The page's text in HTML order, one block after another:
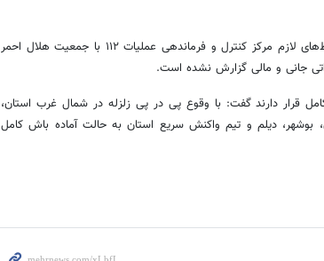
حسین درویشی ادامه داد: با هماهنگی‌ها و ارتباط‌های لازم مرکز کنترل و فرماندهی عملیات ۱۱۲ با جمعیت هلال احمر
جانی و مالی گزارش نشده است.
قرار دارند گفت: با وقوع پی در پی زلزله در شمال غرب استان،
بوشهر، دیلم و تیم واکنش سریع استان به حالت آماده باش کامل